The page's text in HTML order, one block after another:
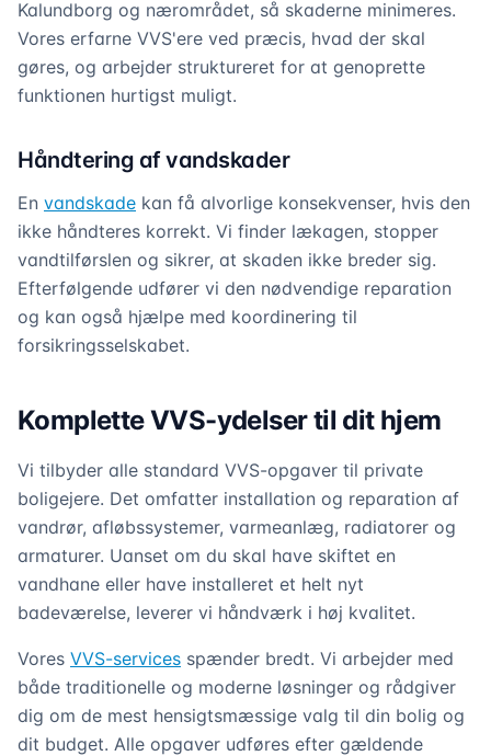
Kalundborg og nærområdet, så skaderne minimeres.
Vores erfarne VVS'ere ved præcis, hvad der skal
gøres, og arbejder struktureret for at genoprette
funktionen hurtigst muligt.
Håndtering af vandskader
En vandskade kan få alvorlige konsekvenser, hvis den
ikke håndteres korrekt. Vi finder lækagen, stopper
vandtilførslen og sikrer, at skaden ikke breder sig.
Efterfølgende udfører vi den nødvendige reparation
og kan også hjælpe med koordinering til
forsikringsselskabet.
Komplette VVS-ydelser til dit hjem
Vi tilbyder alle standard VVS-opgaver til private
boligejere. Det omfatter installation og reparation af
vandrør, afløbssystemer, varmeanlæg, radiatorer og
armaturer. Uanset om du skal have skiftet en
vandhane eller have installeret et helt nyt
badeværelse, leverer vi håndværk i høj kvalitet.
Vores VVS-services spænder bredt. Vi arbejder med
både traditionelle og moderne løsninger og rådgiver
dig om de mest hensigtsmæssige valg til din bolig og
dit budget. Alle opgaver udføres efter gældende